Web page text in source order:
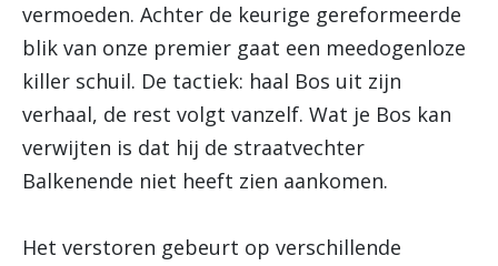
vermoeden. Achter de keurige gereformeerde
blik van onze premier gaat een meedogenloze
killer schuil. De tactiek: haal Bos uit zijn
verhaal, de rest volgt vanzelf. Wat je Bos kan
verwijten is dat hij de straatvechter
Balkenende niet heeft zien aankomen.
Het verstoren gebeurt op verschillende